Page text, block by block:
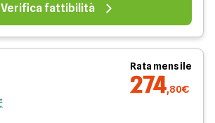
Verifica fattibilità
Rata mensile
274,80€